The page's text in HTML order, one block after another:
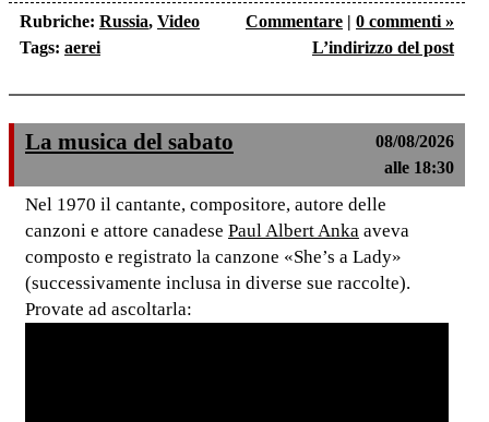
Rubriche: Russia, Video
Tags: aerei
Commentare | 0 commenti »
L’indirizzo del post
La musica del sabato
08/08/2026
alle 18:30
Nel 1970 il cantante, compositore, autore delle
canzoni e attore canadese Paul Albert Anka aveva
composto e registrato la canzone «She’s a Lady»
(successivamente inclusa in diverse sue raccolte).
Provate ad ascoltarla: